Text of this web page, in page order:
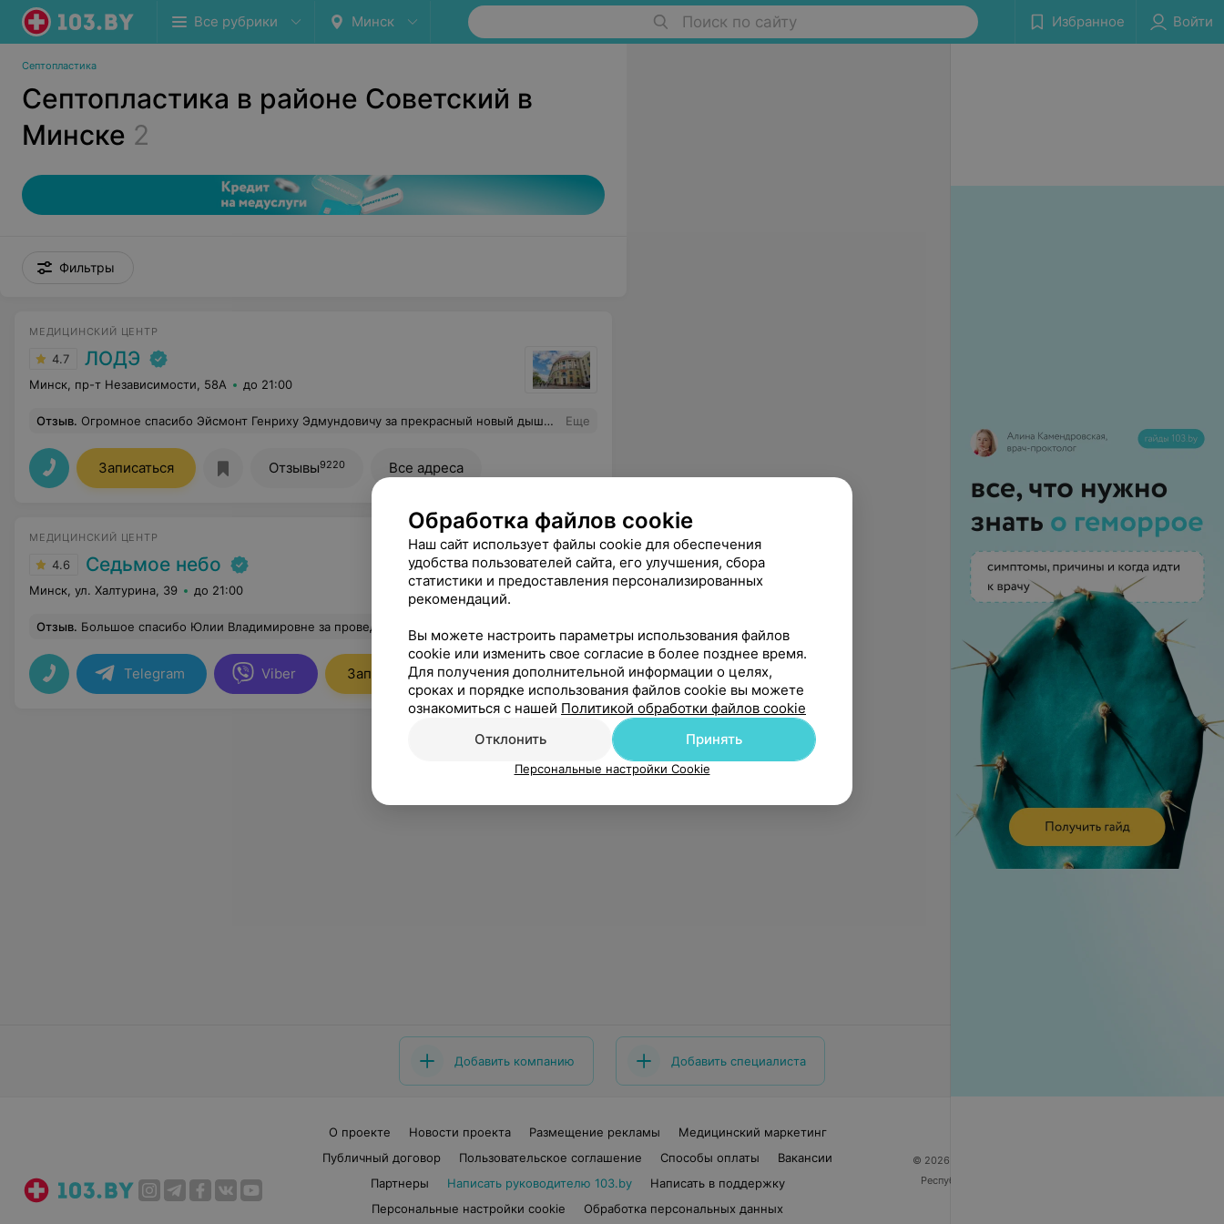
Все рубрики Минск Поиск по сайту Избранное Войти
Септопластика
Септопластика в районе Советский в
Минске 2
Фильтры
МЕДИЦИНСКИЙ ЦЕНТР
4.7 ЛОДЭ
Минск, пр-т Независимости, 58А до 21:00
Отзыв. Огромное спасибо Эйсмонт Генриху Эдмундовичу за прекрасный новый дышащий нос. Он сделал мне септопластику, на которую я решалась много лет. Все тревоги успокоил, к операции подготовил, после операции всегда отслеживал состояние и был на связи, спустя неделю у меня «новый нос». Очень внимательный, заботливый и настоящий врач! Еще раз гигантское спасибо! Еще
Записаться Отзывы9220 Все адреса
МЕДИЦИНСКИЙ ЦЕНТР
4.6 Седьмое небо
Минск, ул. Халтурина, 39 до 21:00
Отзыв. Большое спасибо Юлии Владимировне за проведение колоноскопии под седацией.Также благодарность медсестричкам.
Telegram Viber Записаться
Добавить компанию Добавить специалиста
О проекте Новости проекта Размещение рекламы
Медицинский маркетинг
Публичный договор
Пользовательское соглашение Способы оплаты
Вакансии
Партнеры
Написать руководителю 103.by
Написать в поддержку
Персональные настройки cookie
Обработка персональных данных
© 2026 ООО «Артокс Лаб», УНП 191700409
Республика Беларусь, г. Минск, улица Толбухина, 2,
Обработка файлов cookie
Наш сайт использует файлы cookie для обеспечения
удобства пользователей сайта, его улучшения, сбора
статистики и предоставления персонализированных
рекомендаций.
Вы можете настроить параметры использования файлов
cookie или изменить свое согласие в более позднее время.
Для получения дополнительной информации о целях,
сроках и порядке использования файлов cookie вы можете
ознакомиться с нашей Политикой обработки файлов cookie
Отклонить
Принять
Персональные настройки Cookie